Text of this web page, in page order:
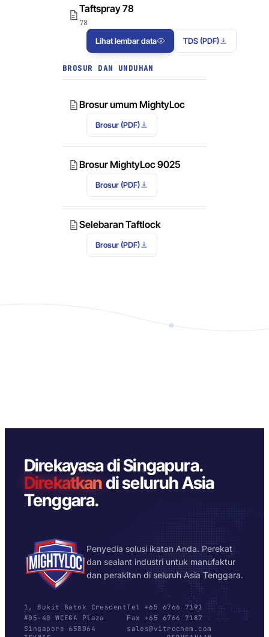
Taftspray 78
78
Lihat lembar data
TDS (PDF)
BROSUR DAN UNDUHAN
Brosur umum MightyLoc
Brosur (PDF)
Brosur MightyLoc 9025
Brosur (PDF)
Selebaran Taftlock
Brosur (PDF)
Direkayasa di Singapura.
Direkatkandi seluruh Asia
Tenggara.
Penyedia solusi ikatan Anda. Perekat
dan sealant industri untuk manufaktur
dan perakitan di seluruh Asia Tenggara.
1, Bukit Batok Crescent
#05-40 WCEGA Plaza
Singapore 658064
Tel +65 6766 7191
Fax +65 6766 7187
sales@vitrochem.com